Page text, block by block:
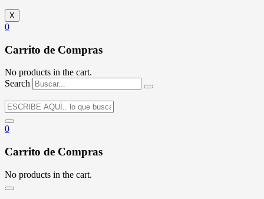
X
0
Carrito de Compras
No products in the cart.
Search
0
Carrito de Compras
No products in the cart.